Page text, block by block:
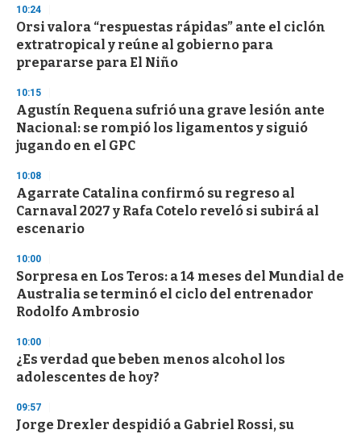
s
e
c
o
n
d
10:24
Orsi valora “respuestas rápidas” ante el ciclón
extratropical y reúne al gobierno para
prepararse para El Niño
10:15
Agustín Requena sufrió una grave lesión ante
Nacional: se rompió los ligamentos y siguió
jugando en el GPC
10:08
Agarrate Catalina confirmó su regreso al
Carnaval 2027 y Rafa Cotelo reveló si subirá al
escenario
10:00
Sorpresa en Los Teros: a 14 meses del Mundial de
Australia se terminó el ciclo del entrenador
Rodolfo Ambrosio
10:00
¿Es verdad que beben menos alcohol los
adolescentes de hoy?
09:57
Jorge Drexler despidió a Gabriel Rossi, su